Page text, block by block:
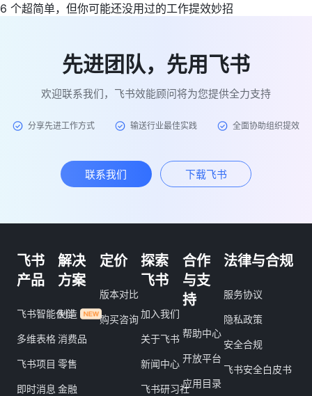
6 个超简单，但你可能还没用过的工作提效妙招
先进团队，先用飞书
欢迎联系我们，飞书效能顾问将为您提供全力支持
分享先进工作方式 输送行业最佳实践 全面协助组织提效
联系我们 下载飞书
飞书
产品
飞书智能伙伴
多维表格
飞书项目
即时消息
解决
方案
制造
消费品
零售
金融
定价
版本对比
购买咨询
探索
飞书
加入我们
关于飞书
新闻中心
飞书研习社
合作
与支
持
帮助中心
开放平台
应用目录
法律与合规
服务协议
隐私政策
安全合规
飞书安全白皮书